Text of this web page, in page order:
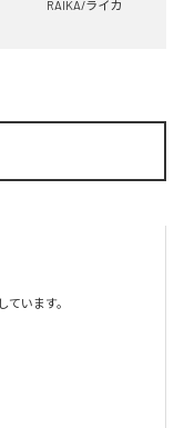
RAIKA/ライカ
います。